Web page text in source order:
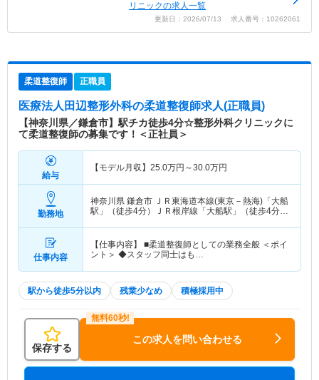
リニックの求人一覧
更新日：2026/07/13 求人番号：10262061
柔道整復師 正職員
医療法人田辺整形外科の柔道整復師求人(正職員)
【神奈川県／鎌倉市】駅チカ徒歩4分☆整形外科クリニックに
て柔道整復師の募集です！＜正社員＞
給与
【モデル月収】 25.0万円～30.0万円
勤務地
神奈川県 鎌倉市 ＪＲ東海道本線(東京－熱海)「大船
駅」（徒歩4分）ＪＲ根岸線「大船駅」（徒歩4分）
仕事内容
【仕事内容】 ■柔道整復師としての業務全般 ＜ポイ
ント＞ ◆スタッフ同士はも…
駅から徒歩5分以内 残業少なめ 積極採用中
保存する
この求人を問い合わせる